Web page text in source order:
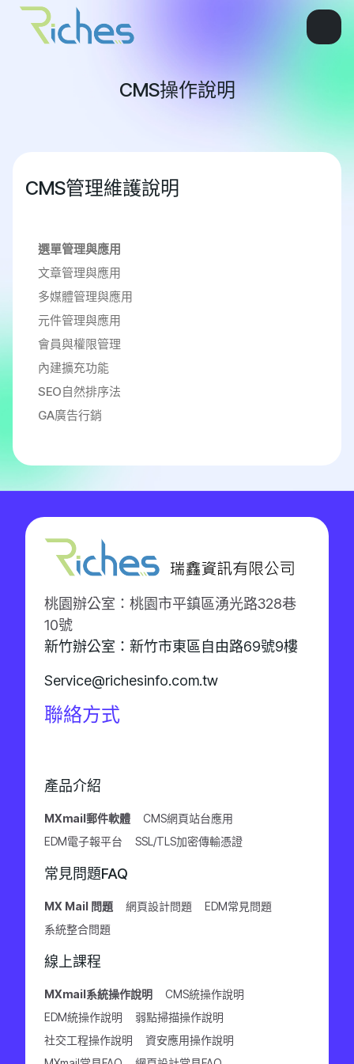
CMS管理維護說明
選單管理與應用
文章管理與應用
多媒體管理與應用
元件管理與應用
會員與權限管理
內建擴充功能
SEO自然排序法
GA廣告行銷
CMS操作說明
桃園辦公室：桃園市平鎮區湧光路328巷
10號
新竹辦公室：新竹市東區自由路69號9樓
Service@richesinfo.com.tw
聯絡方式
產品介紹
MXmail郵件軟體
CMS網頁站台應用
EDM電子報平台
SSL/TLS加密傳輸憑證
常見問題FAQ
MX Mail 問題 網頁設計問題
EDM常見問題
系統整合問題
線上課程
MXmail系統操作說明
CMS統操作說明
EDM統操作說明
弱點掃描操作說明
社交工程操作說明
資安應用操作說明